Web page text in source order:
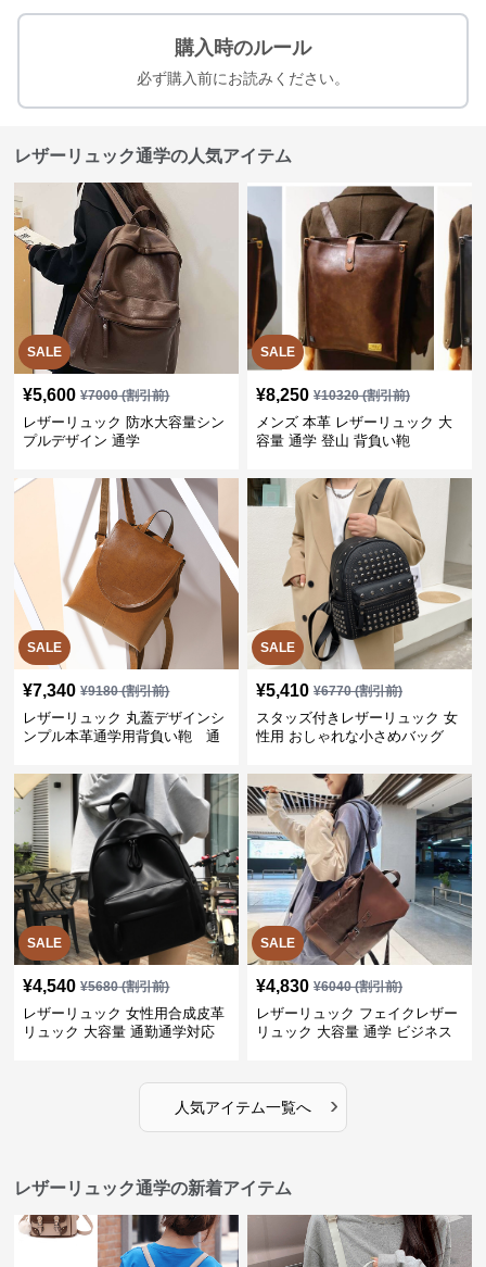
購入時のルール
必ず購入前にお読みください。
レザーリュック通学の人気アイテム
SALE
¥5,600 ¥7000(割引前)
レザーリュック 防水大容量シン
プルデザイン 通学
SALE
¥8,250 ¥10320(割引前)
メンズ 本革 レザーリュック 大
容量 通学 登山 背負い鞄
SALE
¥7,340 ¥9180(割引前)
レザーリュック 丸蓋デザインシ
ンプル本革通学用背負い鞄 通
SALE
¥5,410 ¥6770(割引前)
スタッズ付きレザーリュック 女
性用 おしゃれな小さめバッグ
SALE
¥4,540 ¥5680(割引前)
レザーリュック 女性用合成皮革
リュック 大容量 通勤通学対応
SALE
¥4,830 ¥6040(割引前)
レザーリュック フェイクレザー
リュック 大容量 通学 ビジネス
人気アイテム一覧へ ›
レザーリュック通学の新着アイテム